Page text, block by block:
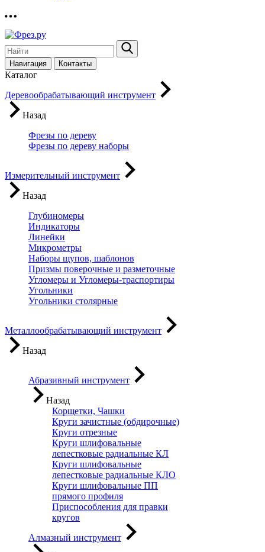
Навигация Контакты
Каталог
Деревообрабатывающий инструмент
Назад
Фрезы по дереву
Фрезы по дереву наборы
Измерительный инструмент
Назад
Глубиномеры
Индикаторы
Линейки
Микрометры
Наборы щупов, шаблонов
Призмы поверочные и разметочные
Угломеры и Угломеры-траспортиры
Угольники
Угольники столярные
Металлообрабатывающий инструмент
Назад
Абразивный инструмент
Назад
Корщетки, Чашки
Круги зачистные (обдирочные)
Круги отрезные
Круги шлифовальные
лепестковые радиальные КЛ
Круги шлифовальные
лепестковые радиальные КЛО
Круги шлифовальные ПП
прямого профиля
Приспособления для правки
кругов
Алмазный инструмент